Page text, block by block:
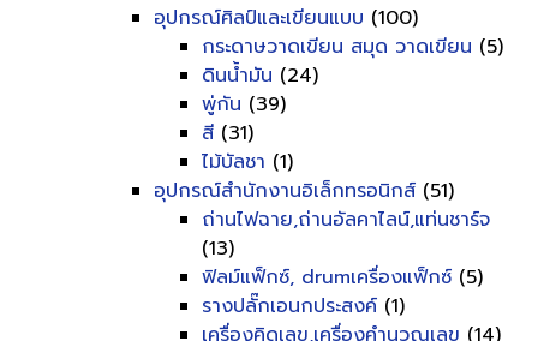
อุปกรณ์ศิลป์และเขียนแบบ (100)
กระดาษวาดเขียน สมุด วาดเขียน (5)
ดินน้ำมัน (24)
พู่กัน (39)
สี (31)
ไม้บัลชา (1)
อุปกรณ์สำนักงานอิเล็กทรอนิกส์ (51)
ถ่านไฟฉาย,ถ่านอัลคาไลน์,แท่นชาร์จ
(13)
ฟิลม์แฟ็กซ์, drumเครื่องแฟ็กซ์ (5)
รางปลั๊กเอนกประสงค์ (1)
เครื่องคิดเลข,เครื่องคำนวณเลข (14)